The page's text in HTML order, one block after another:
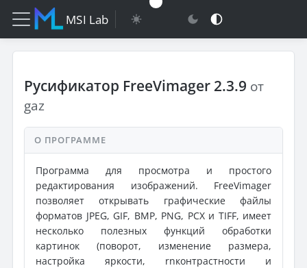
MSI Lab
Русификатор FreeVimager 2.3.9 от
gaz
О ПРОГРАММЕ
Программа для просмотра и простого
редактирования изображений. FreeVimager
позволяет открывать графические файлы
форматов JPEG, GIF, BMP, PNG, PCX и TIFF, имеет
несколько полезных функций обработки
картинок (поворот, изменение размера,
настройка яркости, rnконтрастности и